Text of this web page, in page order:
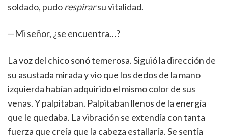
soldado, pudorespirarsu vitalidad.
—Mi señor, ¿se encuentra…?
La voz del chico sonó temerosa. Siguió la dirección de
su asustada mirada y vio que los dedos de la mano
izquierda habían adquirido el mismo color de sus
venas. Y palpitaban. Palpitaban llenos de la energía
que le quedaba. La vibración se extendía con tanta
fuerza que creía que la cabeza estallaría. Se sentía